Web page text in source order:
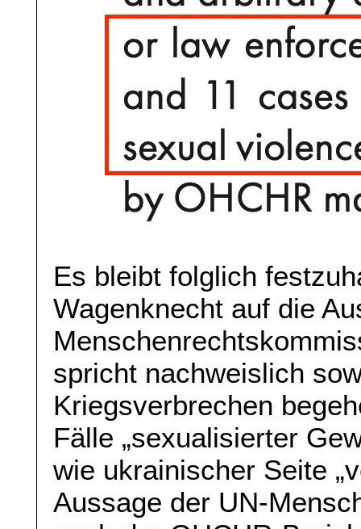
Es bleibt folglich
Wagenknecht auf die
spricht nachweislich
Kriegsverbrechen
Fälle „sexualisierter
wie ukrainischer Seite
Aussage der UN-